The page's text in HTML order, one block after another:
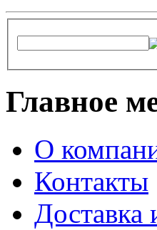
Главное
О
Контакты
Доставка